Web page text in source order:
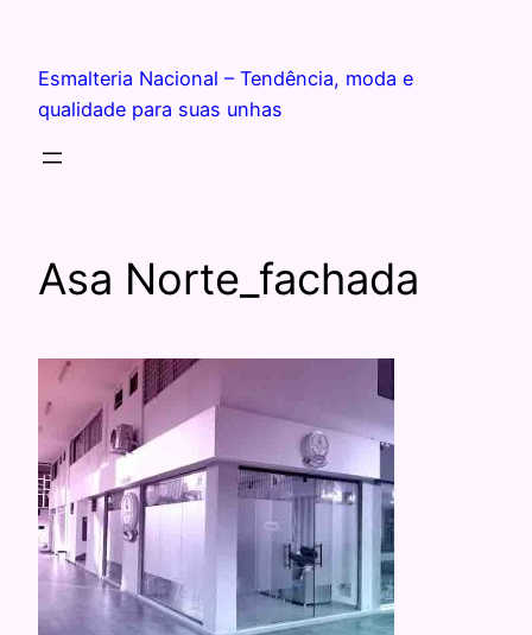
Esmalteria Nacional – Tendência, moda e
qualidade para suas unhas
Asa Norte_fachada